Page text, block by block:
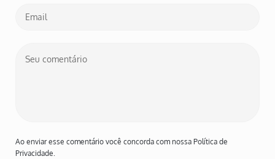
Ao enviar esse comentário você concorda com nossa Política de
Privacidade.